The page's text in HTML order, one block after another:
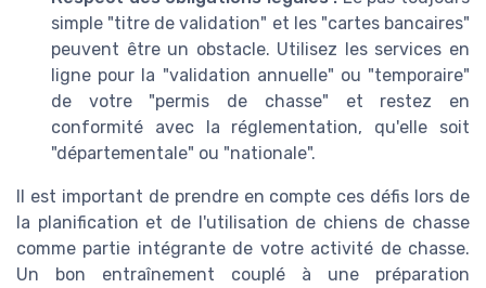
simple "titre de validation" et les "cartes bancaires"
peuvent être un obstacle. Utilisez les services en
ligne pour la "validation annuelle" ou "temporaire"
de votre "permis de chasse" et restez en
conformité avec la réglementation, qu'elle soit
"départementale" ou "nationale".
Il est important de prendre en compte ces défis lors de
la planification et de l'utilisation de chiens de chasse
comme partie intégrante de votre activité de chasse.
Un bon entraînement couplé à une préparation